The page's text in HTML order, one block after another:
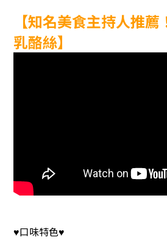
【知名美食主持人推
乳酪絲】
♥口味特色♥